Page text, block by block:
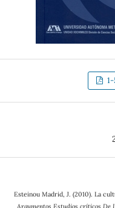
Esteinou Madrid, J. (2010). La
Argumentos Estudios críticos De